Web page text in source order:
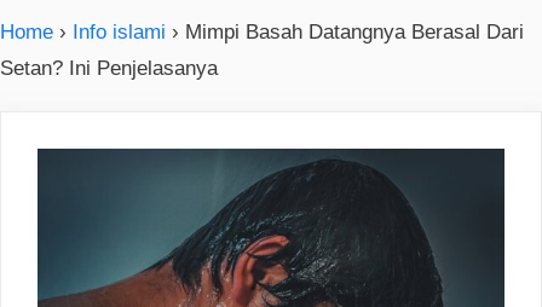
Home › Info islami › Mimpi Basah Datangnya Berasal Dari
Setan? Ini Penjelasanya